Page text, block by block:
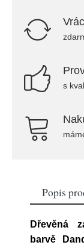
s
Popis
Dřevěná
barvě